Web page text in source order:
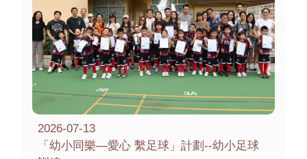
2026-07-13
「幼小同樂—愛心 繫足球」計劃--幼小足球